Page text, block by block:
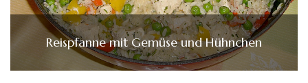
Reispfanne mit Gemüse und Hühnchen